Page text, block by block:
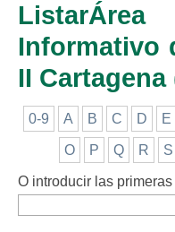
Informativo
II
0-9 A B C D E
O P Q R S
O introducir las primeras